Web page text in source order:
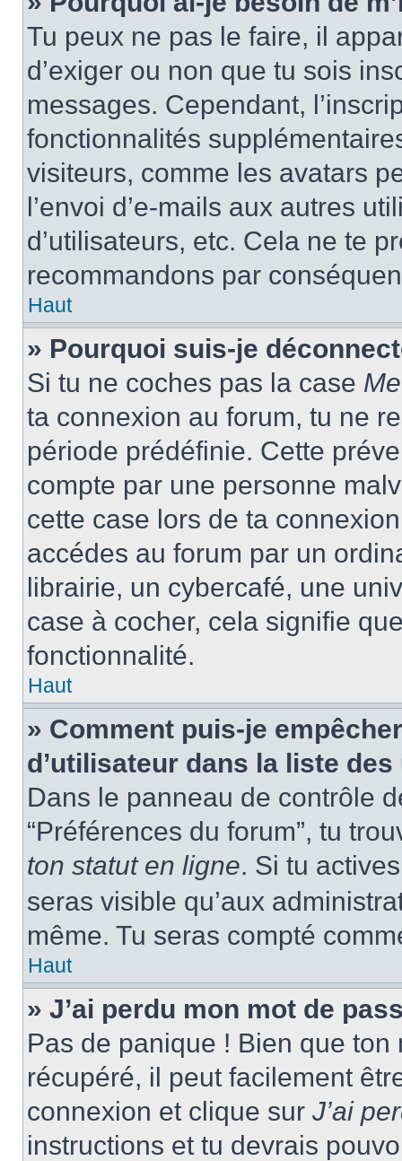
Tu peux ne pas le faire, il
d’exiger ou non que tu sois
messages. Cependant,
fonctionnalités
visiteurs, comme les avatars
l’envoi d’e-mails aux autres
d’utilisateurs, etc. Cela ne te
recommandons par
Haut
» Pourquoi suis-je
Si tu ne coches pas la case
ta connexion au forum, tu ne
période prédéfinie. Cette
compte par une personne
cette case lors de ta
accédes au forum par un
librairie, un cybercafé, une
case à cocher, cela signifie
fonctionnalité.
Haut
» Comment puis-je
d’utilisateur dans la liste
Dans le panneau de contrôle
“Préférences du forum”, tu
ton statut en ligne. Si tu
seras visible qu’aux
même. Tu seras compté
Haut
» J’ai perdu mon mot de
Pas de panique ! Bien que
récupéré, il peut facilement
connexion et clique sur J’ai
instructions et tu devrais